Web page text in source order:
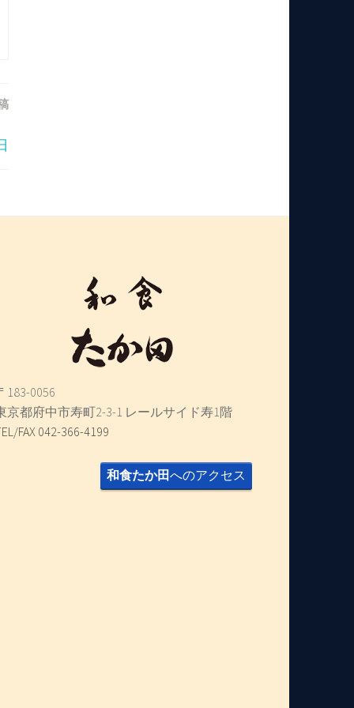
183-0056
京都府中市寿町2-3-1 レールサイド寿1階
FAX 042-366-4199
和食たか田へのアクセス